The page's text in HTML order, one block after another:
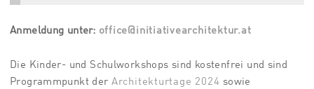
Anmeldung unter: office@initiativearchitektur.at
Die Kinder- und Schulworkshops sind kostenfrei und sind
Programmpunkt der Architekturtage 2024 sowie